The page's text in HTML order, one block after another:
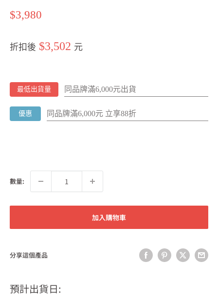
特
$3,980
折扣後 $3,502 元
最低出貨量 同品牌滿6,000元出貨
優惠 同品牌滿6,000元 立享88折
數量:
加入購物車
分享這個產品
預計出貨日: